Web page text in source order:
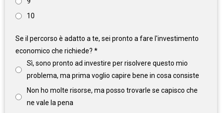
10
Se il percorso è adatto a te, sei pronto a fare l'investimento
economico che richiede? *
Sì, sono pronto ad investire per risolvere questo mio
problema, ma prima voglio capire bene in cosa consiste
Non ho molte risorse, ma posso trovarle se capisco che
ne vale la pena